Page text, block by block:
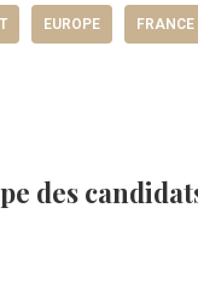
EUROPE FRANCE
des